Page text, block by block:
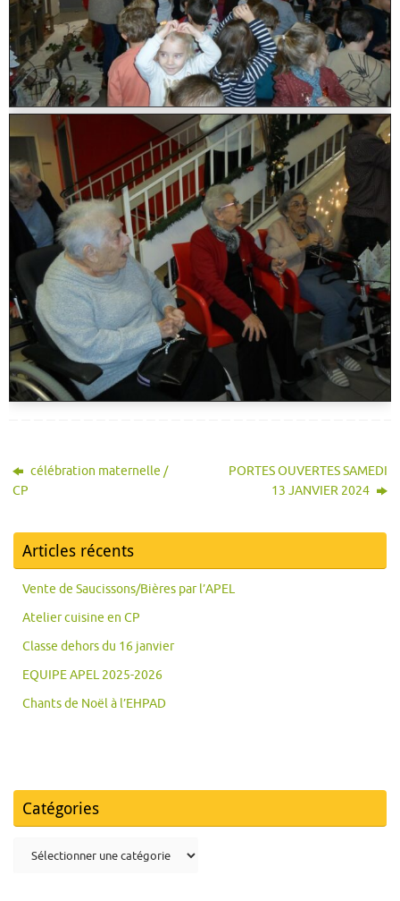
célébration maternelle /
CP
PORTES OUVERTES SAMEDI
13 JANVIER 2024
Articles récents
Vente de Saucissons/Bières par l’APEL
Atelier cuisine en CP
Classe dehors du 16 janvier
EQUIPE APEL 2025-2026
Chants de Noël à l’EHPAD
Catégories